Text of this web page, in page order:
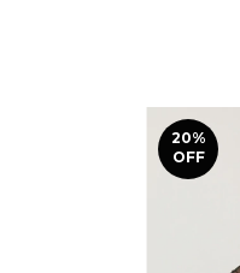
20%
OFF